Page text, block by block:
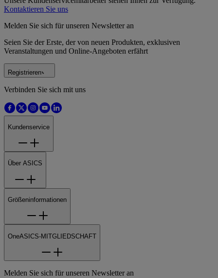
Kontaktieren Sie uns
Melden Sie sich für unseren Newsletter an
Seien Sie der Erste, der von neuen Produkten, exklusiven
Veranstaltungen und Online-Angeboten erfährt
Registrieren
Verbinden Sie sich mit uns
Kundenservice
Über ASICS
Größeninformationen
OneASICS-MITGLIEDSCHAFT
Melden Sie sich für unseren Newsletter an